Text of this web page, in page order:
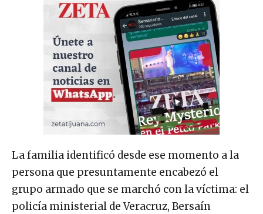
La familia identificó desde ese momento a la
persona que presuntamente encabezó el
grupo armado que se marchó con la víctima: el
policía ministerial de Veracruz, Bersaín